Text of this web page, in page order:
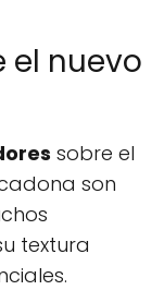
el nuevo
sobre el
son
textura